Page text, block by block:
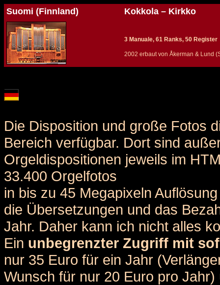
Suomi (Finnland) Kokkola – Kirkko
3 Manuale, 61 Ranks, 50 Register
2002 erbaut von Åkerman & Lund
Die Disposition und große Fotos
Bereich verfügbar. Dort sind
Orgeldispositionen jeweils im
33.400 Orgelfotos
in bis zu 45 Megapixeln
die Übersetzungen und das
Jahr. Daher kann ich nicht alles
Ein unbegrenzter Zugriff mit
nur 35 Euro für ein Jahr
Wunsch für nur 20 Euro pro